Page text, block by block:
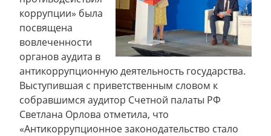
коррупции» была
посвящена
вовлеченности
органов аудита в
антикоррупционную деятельность государства.
Выступившая с приветственным словом к
собравшимся аудитор Счетной палаты РФ
Светлана Орлова отметила, что
«Антикоррупционное законодательство стало